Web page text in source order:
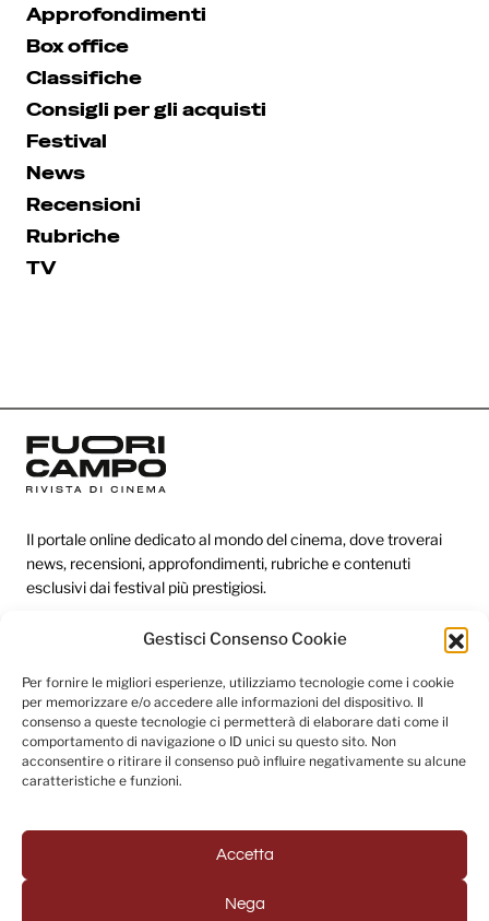
Gestisci Consenso Cookie
Per fornire le migliori esperienze, utilizziamo tecnologie come i cookie
per memorizzare e/o accedere alle informazioni del dispositivo. Il
consenso a queste tecnologie ci permetterà di elaborare dati come il
comportamento di navigazione o ID unici su questo sito. Non
acconsentire o ritirare il consenso può influire negativamente su alcune
caratteristiche e funzioni.
Accetta
Nega
Approfondimenti
Box office
Classifiche
Consigli per gli acquisti
Festival
News
Recensioni
Rubriche
TV
Il portale online dedicato al mondo del cinema, dove troverai
news, recensioni, approfondimenti, rubriche e contenuti
esclusivi dai festival più prestigiosi.
Redazione
Categorie
Link utili
Seguici sui social